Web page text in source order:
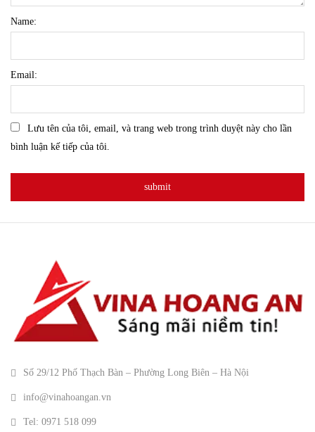
Name:
Email:
Lưu tên của tôi, email, và trang web trong trình duyệt này cho lần
bình luận kế tiếp của tôi.
Số 29/12 Phố Thạch Bàn – Phường Long Biên – Hà Nội
info@vinahoangan.vn
Tel: 0971 518 099